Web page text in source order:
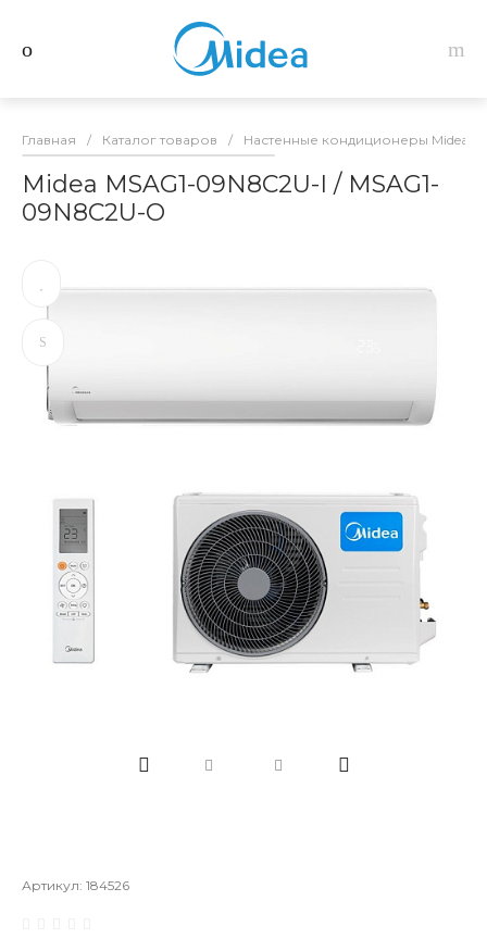
Главная / Каталог товаров / Настенные кондиционеры Midea
Midea MSAG1-09N8C2U-I / MSAG1-
09N8C2U-O
Артикул: 184526